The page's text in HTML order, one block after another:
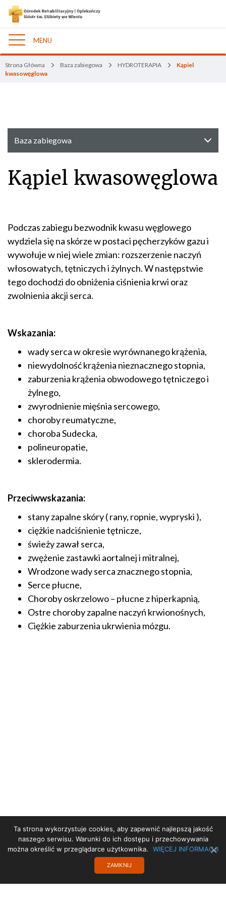
Nawigacja
MENU
Strona Główna Baza zabiegowa HYDROTERAPIA
Kąpiel
kwasowęglowa
Baza zabiegowa
Kąpiel kwasowęglowa
Podczas zabiegu bezwodnik kwasu węglowego
wydziela się na skórze w postaci pęcherzyków gazu i
wywołuje w niej wiele zmian: rozszerzenie naczyń
włosowatych, tętniczych i żylnych. W następstwie
tego dochodzi do obniżenia ciśnienia krwi oraz
zwolnienia akcji serca.
Wskazania:
wady serca w okresie wyrównanego krążenia,
niewydolność krążenia nieznacznego stopnia,
zaburzenia krążenia obwodowego tętniczego i
żylnego,
zwyrodnienie mięśnia sercowego,
choroby reumatyczne,
choroba Sudecka,
polineuropatie,
sklerodermia.
Przeciwwskazania:
stany zapalne skóry ( rany, ropnie, wypryski ),
ciężkie nadciśnienie tętnicze,
świeży zawał serca,
zwężenie zastawki aortalnej i mitralnej,
Wrodzone wady serca znacznego stopnia,
Serce płucne,
Choroby oskrzelowo – płucne z hiperkapnią,
Ostre choroby zapalne naczyń krwionośnych,
Ciężkie zaburzenia ukrwienia mózgu.
Ta strona wykorzystuje cookies, aby zapewnić najlepszą jakość
naszego serwisu. Warunki do ich dostępu i przechowywania
można określić w przeglądarce użytkownika.
WIĘCEJ INFORMACJI
ZAMKNIJ
STRONA GŁÓWNA
DEKLARACJA DOSTĘPNOŚCI
PROJEKT UE